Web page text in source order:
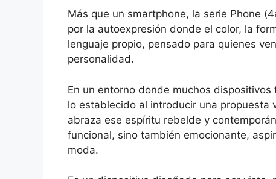
Más que un smartphone, la serie Phone
por la autoexpresión donde el color, la
lenguaje propio, pensado para quienes
personalidad.
En un entorno donde muchos
lo establecido al introducir una propuesta
abraza ese espíritu rebelde y
funcional, sino también emocionante,
moda.